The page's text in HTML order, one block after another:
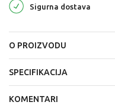
Sigurna dostava
O PROIZVODU
SPECIFIKACIJA
KOMENTARI